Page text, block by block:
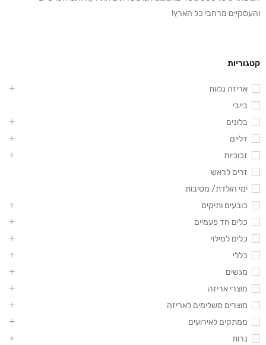
והעסקיים מרחבי כל הארץ!
קטגוריות
אריזה נלוות
בייבי
בלונים
דליים
זכוכיות
זרים לראש
ימי הולדת/ מסיבות
כובעים ותיקים
כלים חד פעמיים
כלים למילוי
כללי
מגשים
מוצרי אריזה
מוצרים משלימים לאריזה
ממתקים לאירועים
נרות